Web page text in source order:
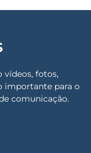
vídeos, fotos,
importante para o
comunicação.